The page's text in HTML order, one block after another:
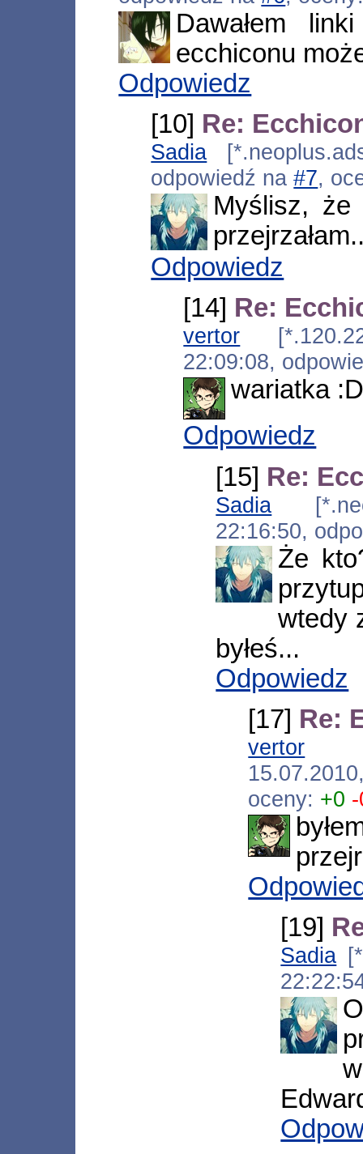
Dawałem
ecchiconu
Odpowiedz
[10] Re:
Sadia
odpowiedź na#7,
Myślisz, że
Odpowiedz
[14] Re:
vertor
22:09:08,
wariatka :D
Odpowiedz
[15] Re:
Sadia
22:16:50,
Że
wtedy
byłeś...
Odpowiedz
[17] Re:
vertor
oceny: +0
[19]
Sadia